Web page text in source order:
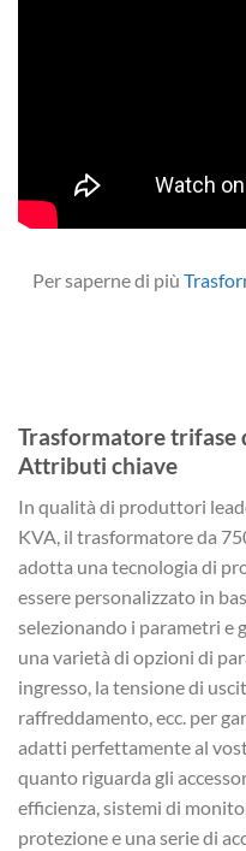
Per saperne di più
Trasformatore trifase
Attributi chiave
In qualità di produttori
KVA, il trasformatore da
adotta una tecnologia di
essere personalizzato in
selezionando i parametri e
una varietà di opzioni di
ingresso, la tensione di
raffreddamento, ecc. per
adatti perfettamente al
quanto riguarda gli
efficienza, sistemi di
protezione e una serie di